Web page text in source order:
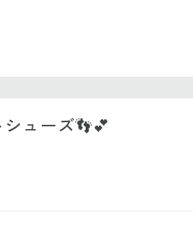
ューズ👣💕